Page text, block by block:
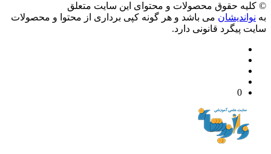
حقوق محصولات و محتوای اين سایت متعلق
می باشد و هر گونه کپی برداری از محتوا و محصولات
پیگرد قانونی دارد.